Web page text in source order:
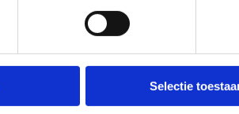
Selectie
Contacteer ons
Hasselt